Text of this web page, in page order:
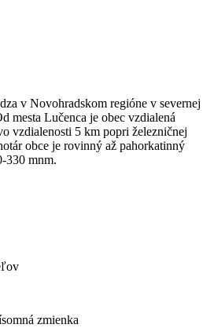
v Novohradskom regióne v severnej
mesta Lučenca je obec vzdialená
vzdialenosti 5 km popri železničnej
obce je rovinný až pahorkatinný
330 mnm.
zmienka